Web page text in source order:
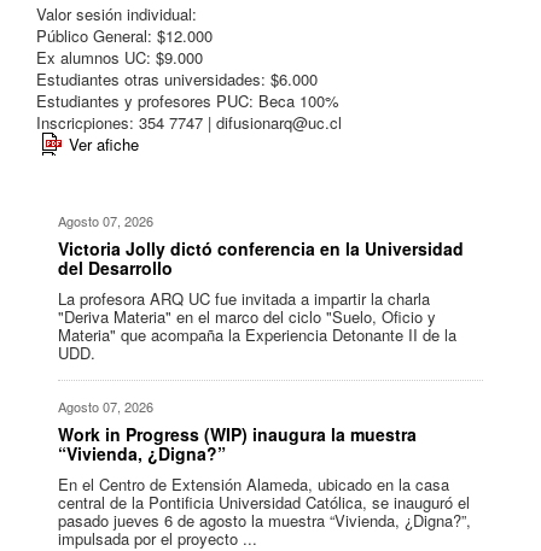
Valor sesión individual:
Público General: $12.000
Ex alumnos UC: $9.000
Estudiantes otras universidades: $6.000
Estudiantes y profesores PUC: Beca 100%
Inscricpiones: 354 7747 | difusionarq@uc.cl
Ver afiche
Agosto 07, 2026
Victoria Jolly dictó conferencia en la Universidad
del Desarrollo
La profesora ARQ UC fue invitada a impartir la charla
"Deriva Materia" en el marco del ciclo "Suelo, Oficio y
Materia" que acompaña la Experiencia Detonante II de la
UDD.
Agosto 07, 2026
Work in Progress (WIP) inaugura la muestra
“Vivienda, ¿Digna?”
En el Centro de Extensión Alameda, ubicado en la casa
central de la Pontificia Universidad Católica, se inauguró el
pasado jueves 6 de agosto la muestra “Vivienda, ¿Digna?”,
impulsada por el proyecto ...